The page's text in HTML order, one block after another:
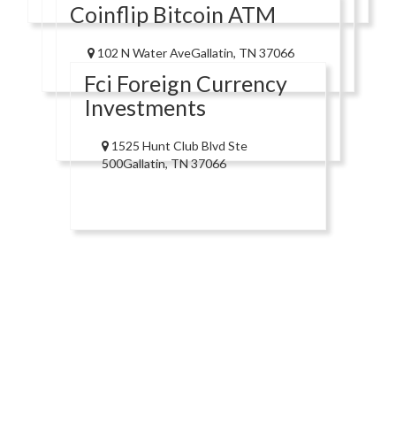
Coinflip Bitcoin ATM
102 N Water AveGallatin, TN 37066
Fci Foreign Currency
Investments
1525 Hunt Club Blvd Ste
500Gallatin, TN 37066